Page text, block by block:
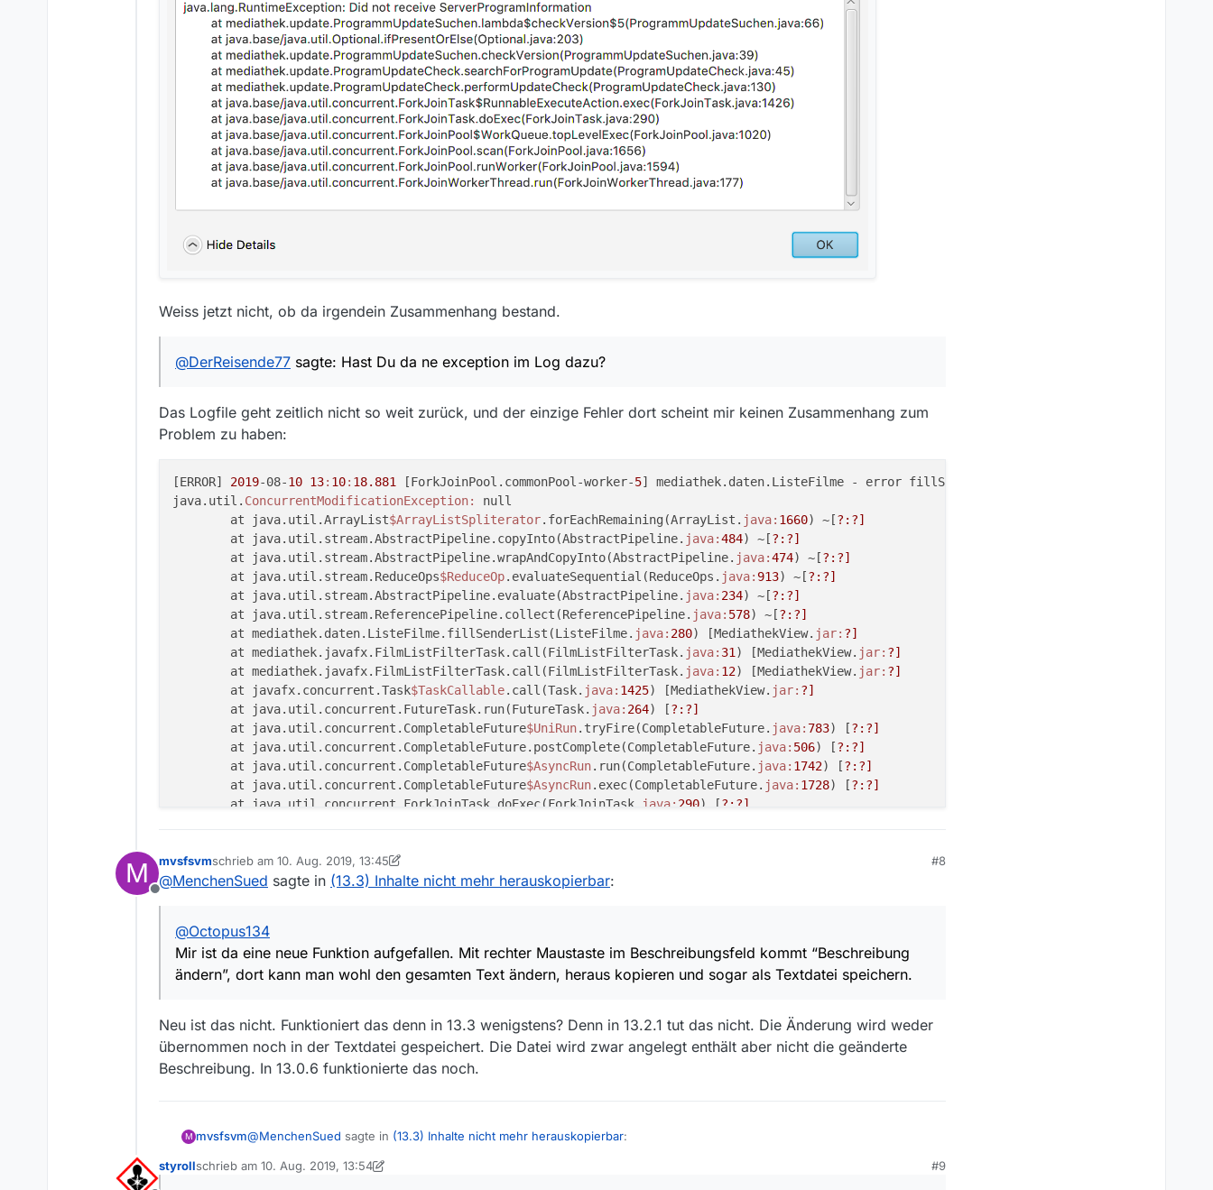
Weiss jetzt nicht, ob da irgendein Zusammenhang bestand.
@DerReisende77 sagte: Hast Du da ne exception im Log dazu?
Das Logfile geht zeitlich nicht so weit zurück, und der einzige Fehler dort scheint mir keinen Zusammenhang zum
Problem zu haben:
[ERROR] 2019-08-10 13: 10: 18.881 [ForkJoinPool.commonPool-worker-5] mediathek.daten.ListeFilme - error fillSenderList
java.util. ConcurrentModificationException:
null
	at java.util.ArrayList
$ArrayListSpliterator.forEachRemaining(ArrayList. java: 1660) ~[?: ?]
	at java.util.stream.AbstractPipeline.copyInto(AbstractPipeline.
java:484) ~[?: ?]
	at java.util.stream.AbstractPipeline.wrapAndCopyInto(AbstractPipeline.
java:474) ~[?: ?]
	at java.util.stream.ReduceOps
$ReduceOp.evaluateSequential(ReduceOps. java: 913) ~[?: ?]
	at java.util.stream.AbstractPipeline.evaluate(AbstractPipeline.
java: 234) ~[?: ?]
	at java.util.stream.ReferencePipeline.collect(ReferencePipeline.
java: 578) ~[?: ?]
	at mediathek.daten.ListeFilme.fillSenderList(ListeFilme.
java: 280) [MediathekView. jar: ?]
	at mediathek.javafx.FilmListFilterTask.call(FilmListFilterTask.
java: 31 ) [MediathekView. jar: ?]
	at mediathek.javafx.FilmListFilterTask.call(FilmListFilterTask.
java: 12) [MediathekView. jar: ?]
	at javafx.concurrent.Task
$TaskCallable.call(Task. java: 1425) [MediathekView. jar: ?]
	at java.util.concurrent.FutureTask.run(FutureTask.
java: 264) [?: ?]
	at java.util.concurrent.CompletableFuture
$UniRun.tryFire(CompletableFuture. java: 783) [?: ?]
	at java.util.concurrent.CompletableFuture.postComplete(CompletableFuture.
java: 506) [?: ?]
	at java.util.concurrent.CompletableFuture
$AsyncRun.run(CompletableFuture. java: 1742) [?: ?]
	at java.util.concurrent.CompletableFuture
$AsyncRun.exec(CompletableFuture. java: 1728) [?: ?]
	at java.util.concurrent.ForkJoinTask.doExec(ForkJoinTask.
java: 290) [?: ?]
	at java.util.concurrent.ForkJoinPool.runWorker(ForkJoinPool.
M
Offline
mvsfsvmschrieb am 10. Aug. 2019, 13:45
zuletzt editiert von mvsfsvm8. Okt. 2019, 15:47
#8
@MenchenSued sagte in (13.3) Inhalte nicht mehr herauskopierbar:
@Octopus134
Mir ist da eine neue Funktion aufgefallen. Mit rechter Maustaste im Beschreibungsfeld kommt “Beschreibung
ändern”, dort kann man wohl den gesamten Text ändern, heraus kopieren und sogar als Textdatei speichern.
Neu ist das nicht. Funktioniert das denn in 13.3 wenigstens? Denn in 13.2.1 tut das nicht. Die Änderung wird weder
übernommen noch in der Textdatei gespeichert. Die Datei wird zwar angelegt enthält aber nicht die geänderte
Beschreibung. In 13.0.6 funktionierte das noch.
M mvsfsvm@MenchenSued sagte in (13.3) Inhalte nicht mehr herauskopierbar:
styrollschrieb am 10. Aug. 2019, 13:54
zuletzt editiert von styroll 8. Okt. 2019, 15:59
#9